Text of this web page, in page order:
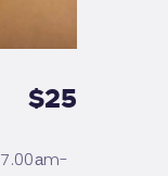
$25
7.00аm-